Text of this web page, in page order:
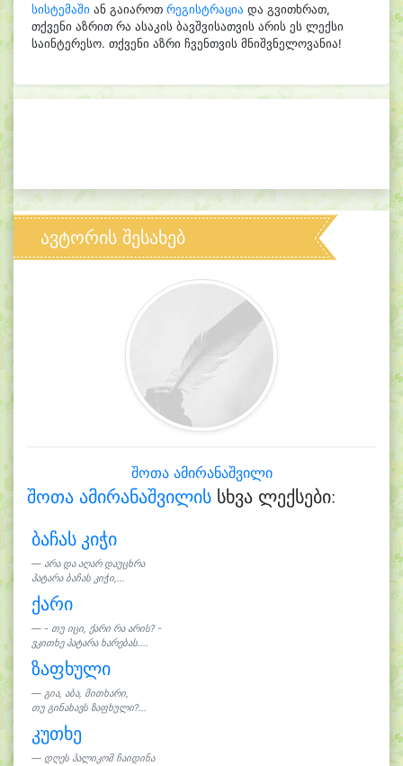
სისტემაში ან გაიაროთ რეგისტრაცია და გვითხრათ,
თქვენი აზრით რა ასაკის ბავშვისათვის არის ეს ლექსი
საინტერესო. თქვენი აზრი ჩვენთვის მნიშვნელოვანია!
ავტორის შესახებ
შოთა ამირანაშვილი
შოთა ამირანაშვილის სხვა ლექსები:
ბაჩას კიჭი
არა და აღარ დაუცხრა
პატარა ბაჩას კიჭი,...
ქარი
- თუ იცი, ქარი რა არის? -
ვკითხე პატარა ხარებას....
ზაფხული
გია, აბა, მითხარი,
თუ გინახავს ზაფხული?...
კუთხე
დღეს პალიკომ ჩაიდინა